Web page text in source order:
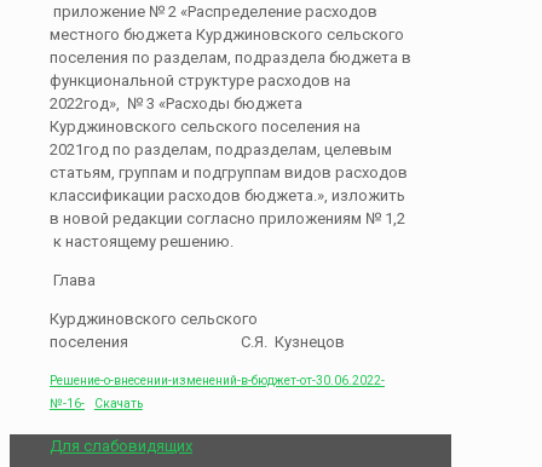
приложение № 2 «Распределение расходов
местного бюджета Курджиновского сельского
поселения по разделам, подраздела бюджета в
функциональной структуре расходов на
2022год», № 3 «Расходы бюджета
Курджиновского сельского поселения на
2021год по разделам, подразделам, целевым
статьям, группам и подгруппам видов расходов
классификации расходов бюджета.», изложить
в новой редакции согласно приложениям № 1,2
к настоящему решению.
Глава
Курджиновского сельского
поселения С.Я. Кузнецов
Решение-о-внесении-изменений-в-бюджет-от-30.06.2022-
№-16-
Скачать
Для слабовидящих